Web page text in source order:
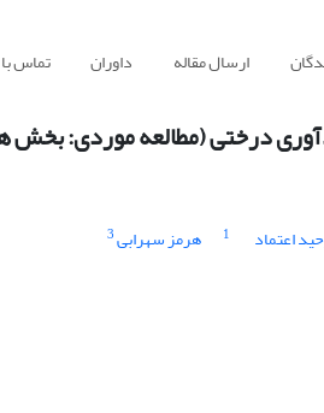
ارسال مقاله داوران تماس
درختی (مطالعه موردی: بخش
اعتماد 1 هرمز سهرابی3